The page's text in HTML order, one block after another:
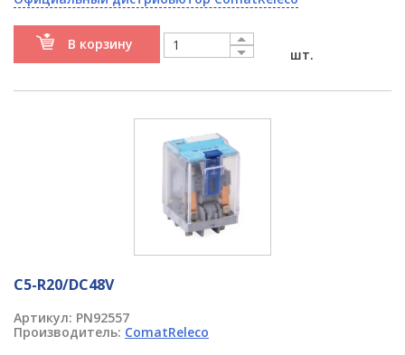
В корзину
шт.
C5-R20/DC48V
Артикул: PN92557
Производитель: ComatReleco